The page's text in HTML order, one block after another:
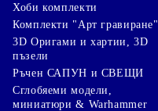
Хоби комплекти
Комплекти "Арт гравиране"
3D Оригами и хартии, 3D
пъзели
Ръчен САПУН и СВЕЩИ
Сглобяеми модели,
миниатюри & Warhammer